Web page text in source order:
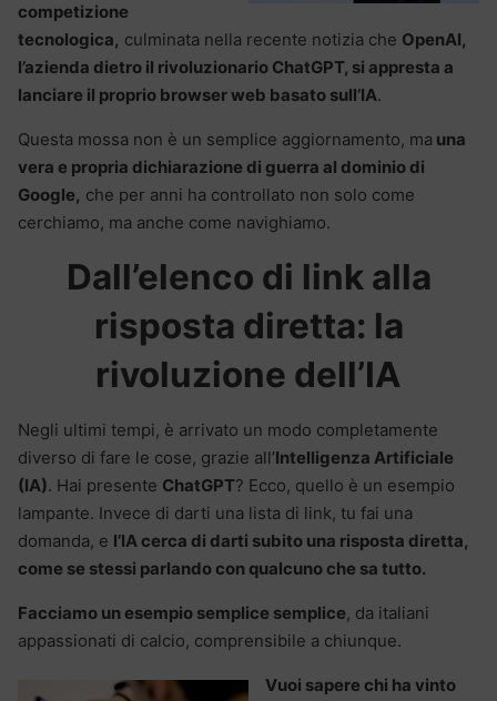
competizione
tecnologica, culminata nella recente notizia che OpenAI,
l’azienda dietro il rivoluzionario ChatGPT, si appresta a
lanciare il proprio browser web basato sull’IA.
Questa mossa non è un semplice aggiornamento, ma una
vera e propria dichiarazione di guerra al dominio di
Google, che per anni ha controllato non solo come
cerchiamo, ma anche come navighiamo.
Dall’elenco di link alla
risposta diretta: la
rivoluzione dell’IA
Negli ultimi tempi, è arrivato un modo completamente
diverso di fare le cose, grazie all’Intelligenza Artificiale
(IA). Hai presente ChatGPT? Ecco, quello è un esempio
lampante. Invece di darti una lista di link, tu fai una
domanda, e l’IA cerca di darti subito una risposta diretta,
come se stessi parlando con qualcuno che sa tutto.
Facciamo un esempio semplice semplice, da italiani
appassionati di calcio, comprensibile a chiunque.
Vuoi sapere chi ha vinto